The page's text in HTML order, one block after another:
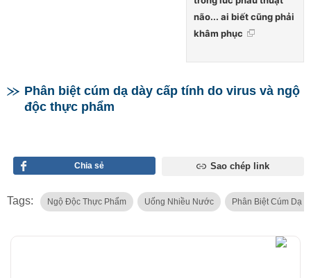
não... ai biết cũng phải
khâm phục
Phân biệt cúm dạ dày cấp tính do virus và ngộ
độc thực phẩm
Chia sẻ Sao chép link
Tags: Ngộ Độc Thực Phẩm Uống Nhiều Nước Phân Biệt Cúm Dạ